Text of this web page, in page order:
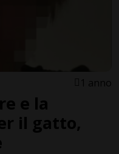
1 anno
e la
il gatto,